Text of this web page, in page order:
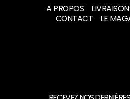
A PROPOS
CONTACT
LE